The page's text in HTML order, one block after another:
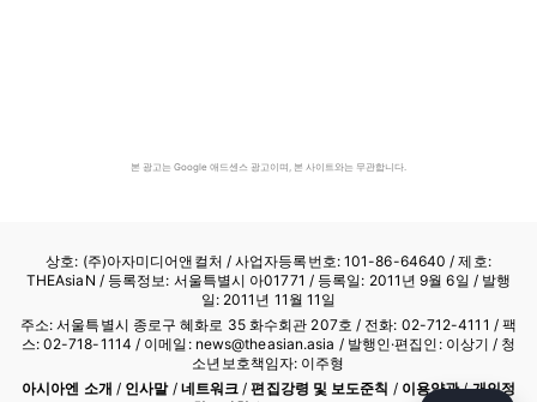
본 광고는 Google 애드센스 광고이며, 본 사이트와는 무관합니다.
상호: (주)아자미디어앤컬처 /사업자등록번호: 101-86-64640 / 제호:
THEAsiaN / 등록정보: 서울특별시 아01771 / 등록일: 2011년 9월 6일 / 발행
일: 2011년 11월 11일
주소: 서울특별시 종로구 혜화로 35 화수회관 207호 / 전화: 02-712-4111 / 팩
스: 02-718-1114 / 이메일: news@theasian.asia / 발행인·편집인: 이상기 / 청
소년보호책임자: 이주형
아시아엔 소개 / 인사말/ 네트워크 /편집강령 및 보도준칙 / 이용약관/개인정